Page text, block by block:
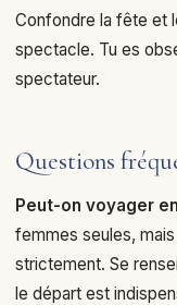
Confondre la fête et
spectacle. Tu es
spectateur.
Questions
Peut-on voyager
femmes seules,
strictement. Se
le départ est